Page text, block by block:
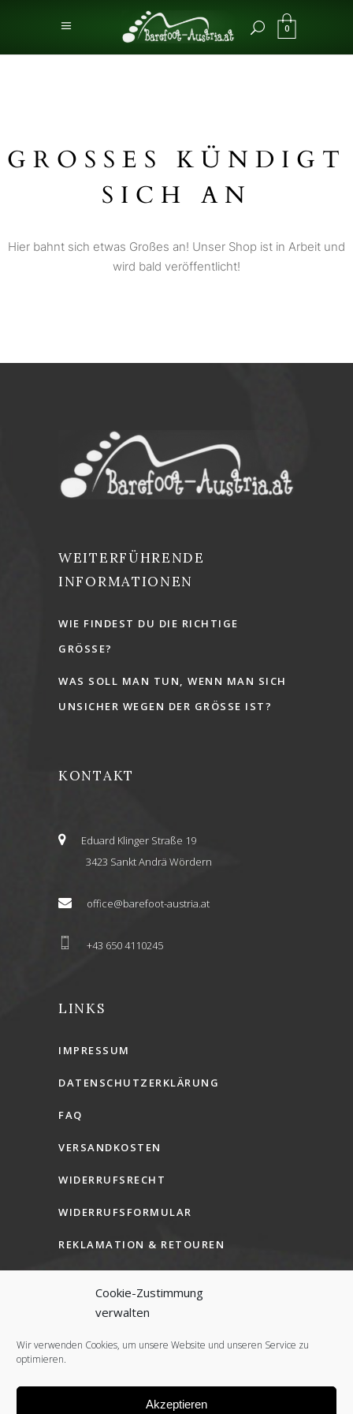
Cookie-Zustimmung
verwalten
Wir verwenden Cookies, um unsere Website und unseren Service zu
optimieren.
Akzeptieren
0
GROSSES KÜNDIGT S
ICH AN
Hier bahnt sich etwas Großes an! Unser Shop ist in Arbeit und
wird bald veröffentlicht!
WEITERFÜHRENDE
INFORMATIONEN
WIE FINDEST DU DIE RICHTIGE
GRÖSSE?
WAS SOLL MAN TUN, WENN MAN SICH
UNSICHER WEGEN DER GRÖSSE IST?
KONTAKT
Eduard Klinger Straße 19
3423 Sankt Andrä Wördern
office@barefoot-austria.at
+43 650 4110245
LINKS
IMPRESSUM
DATENSCHUTZERKLÄRUNG
FAQ
VERSANDKOSTEN
WIDERRUFSRECHT
WIDERRUFSFORMULAR
REKLAMATION & RETOUREN
AGB (B2B)
COOKIE-RICHTLINIE (EU)